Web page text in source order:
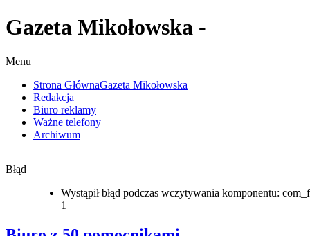
Gazeta Mikołowska -
Menu
Strona GłównaGazeta Mikołowska
Redakcja
Biuro reklamy
Ważne telefony
Archiwum
Błąd
Wystąpił błąd podczas wczytywania komponentu:
1